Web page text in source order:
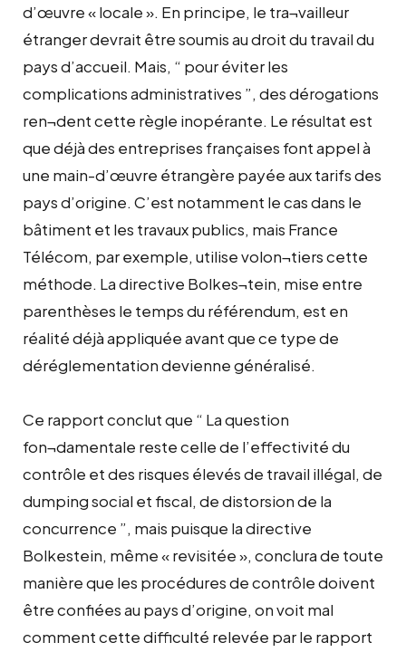
d’œuvre « locale ». En principe, le tra¬vailleur
étranger devrait être soumis au droit du travail du
pays d’accueil. Mais, “ pour éviter les
complications administratives ”, des dérogations
ren¬dent cette règle inopérante. Le résultat est
que déjà des entreprises françaises font appel à
une main-d’œuvre étrangère payée aux tarifs des
pays d’origine. C’est notamment le cas dans le
bâtiment et les travaux publics, mais France
Télécom, par exemple, utilise volon¬tiers cette
méthode. La directive Bolkes¬tein, mise entre
parenthèses le temps du référendum, est en
réalité déjà appliquée avant que ce type de
déréglementation devienne généralisé.
Ce rapport conclut que “ La question
fon¬damentale reste celle de l’effectivité du
contrôle et des risques élevés de travail illégal, de
dumping social et fiscal, de distorsion de la
concurrence ”, mais puisque la directive
Bolkestein, même « revisitée », conclura de toute
manière que les procédures de contrôle doivent
être confiées au pays d’origine, on voit mal
comment cette difficulté relevée par le rapport